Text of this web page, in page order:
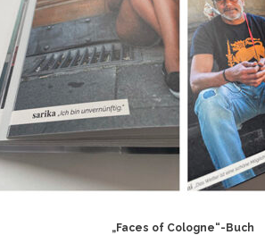
„Faces of Cologne“-Buch